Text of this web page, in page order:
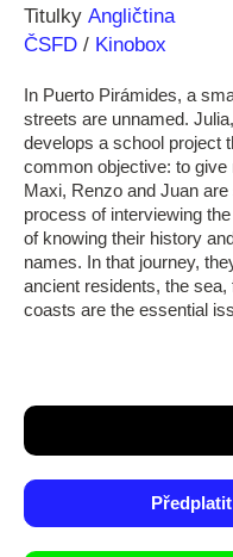
Titulky Angličtina
ČSFD / Kinobox
In Puerto Pirámides, a
streets are unnamed.
develops a school project
common objective: to
Maxi, Renzo and Juan
process of interviewing
of knowing their history
names. In that journey,
ancient residents, the
coasts are the essential